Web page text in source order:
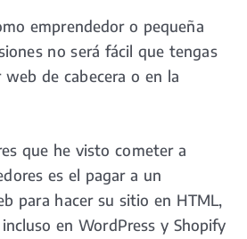
emprendedor o pequeña
no será fácil que tengas
de cabecera o en la
que he visto cometer a
es el pagar a un
para hacer su sitio en HTML,
incluso en WordPress y Shopify